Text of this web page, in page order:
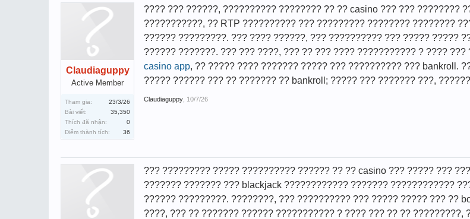
Claudiaguppy
Active Member
Tham gia:
23/3/26
Bài viết:
35,350
Thích đã nhận:
0
Điểm thành tích:
36
???? ??? ??????, ?????????? ???????? ?? ?? casino ??? ??? ????????
???????????, ?? RTP ?????????? ??? ????????? ???????? ????????
?????? ?????????. ??? ???? ??????, ??? ?????????? ??? ????? ?????
?????? ???????. ??? ??? ????, ??? ?? ??? ???? ??????????? ? ????
casino app, ?? ????? ???? ??????? ????? ??? ?????????? ??? bankroll.
????? ?????? ??? ?? ??????? ?? bankroll; ????? ??? ??????? ???,
Claudiaguppy 10/7/26
??? ????????? ????? ?????????? ?????? ?? ?? casino ??? ????? ???
??????? ??????? ??? blackjack ???????????? ??????? ????????????
?????? ?????????. ????????, ??? ?????????? ??? ????? ????? ??? ??
????, ??? ?? ??????? ?????? ??????????? ? ???? ??? ?? ?? ?????????,